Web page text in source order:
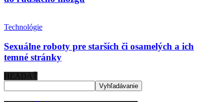
Technológie
Sexuálne roboty pre starších či osamelých a ich
temné stránky
HĽADAŤ